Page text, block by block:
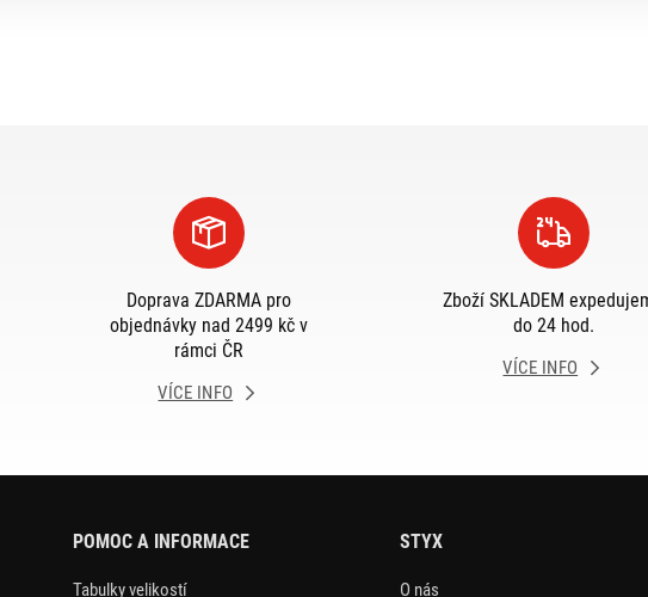
Doprava ZDARMA pro
objednávky nad 2499 kč v
rámci ČR
VÍCE INFO
Zboží SKLADEM
do 24 hod.
VÍCE INFO
POMOC A INFORMACE
Tabulky velikostí
STYX
O nás